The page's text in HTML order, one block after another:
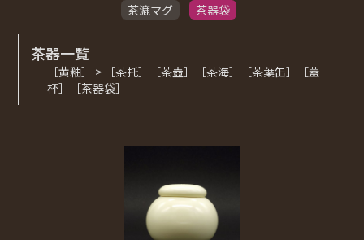
茶漉マグ
茶器袋
茶器一覧
［黄釉］ > ［茶托］［茶壺］［茶海］［茶葉缶］［蓋
杯］［茶器袋］